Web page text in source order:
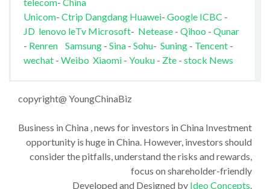
Unicom- Ctrip Dangdang Huawei- Google ICBC -
JD lenovo leTv Microsoft- Netease- Qihoo - Qunar
- Renren Samsung- Sina- Sohu- Suning- Tencent-
wechat - Weibo Xiaomi- Youku - Zte- stock News
copyright@ YoungChinaBiz
Business in China , news for investors in China Investment
opportunity is huge in China. However, investors should
consider the pitfalls, understand the risks and rewards,
focus on shareholder-friendly
Developed and Designed by Ideo Concepts.